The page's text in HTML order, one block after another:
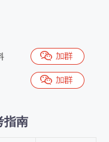
指南